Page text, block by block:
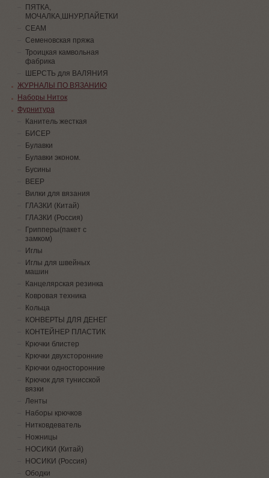
ПЯТКА,
МОЧАЛКА,ШНУР,ПАЙЕТКИ
СЕАМ
Семеновская пряжа
Троицкая камвольная
фабрика
ШЕРСТЬ для ВАЛЯНИЯ
ЖУРНАЛЫ ПО ВЯЗАНИЮ
Наборы Ниток
Фурнитура
Канитель жесткая
БИСЕР
Булавки
Булавки эконом.
Бусины
ВЕЕР
Вилки для вязания
ГЛАЗКИ (Китай)
ГЛАЗКИ (Россия)
Грипперы(пакет с
замком)
Иглы
Иглы для швейных
машин
Канцелярская резинка
Ковровая техника
Кольца
КОНВЕРТЫ ДЛЯ ДЕНЕГ
КОНТЕЙНЕР ПЛАСТИК
Крючки блистер
Крючки двухсторонние
Крючки односторонние
Крючок для тунисской
вязки
Ленты
Наборы крючков
Нитковдеватель
Ножницы
НОСИКИ (Китай)
НОСИКИ (Россия)
Ободки